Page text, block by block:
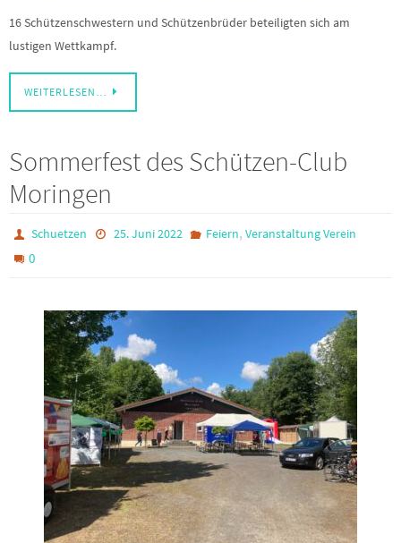
16 Schützenschwestern und Schützenbrüder beteiligten sich am
lustigen Wettkampf.
WEITERLESEN…
Sommerfest des Schützen-Club
Moringen
Schuetzen 25. Juni 2022 Feiern, Veranstaltung Verein
0